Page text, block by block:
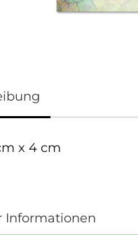
x 4 cm
Informationen